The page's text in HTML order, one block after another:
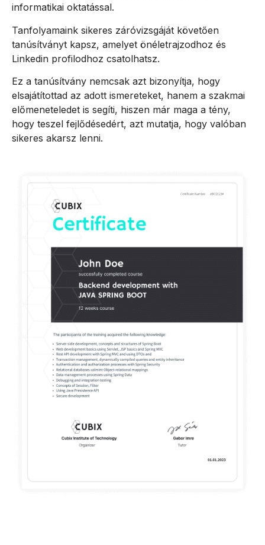
informatikai oktatással.
Tanfolyamaink sikeres záróvizsgáját követően
tanúsítványt kapsz, amelyet önéletrajzodhoz és
Linkedin profilodhoz csatolhatsz.
Ez a tanúsítvány nemcsak azt bizonyítja, hogy
elsajátítottad az adott ismereteket, hanem a szakmai
előmeneteledet is segíti, hiszen már maga a tény,
hogy teszel fejlődésedért, azt mutatja, hogy valóban
sikeres akarsz lenni.